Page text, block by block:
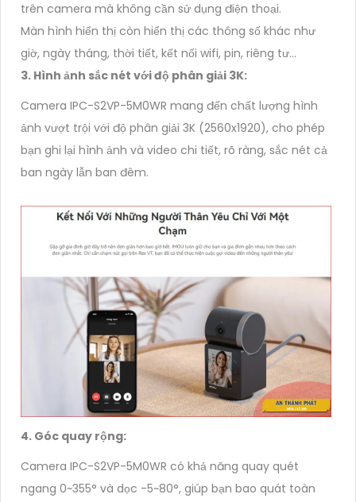
trên camera mà không cần sử dụng điện thoại.
Màn hình hiển thị còn hiển thị các thông số khác như
giờ, ngày tháng, thời tiết, kết nối wifi, pin, riêng tư...
3. Hình ảnh sắc nét với độ phân giải 3K:
Camera IPC-S2VP-5M0WR mang đến chất lượng hình
ảnh vượt trội với độ phân giải 3K (2560x1920), cho phép
bạn ghi lại hình ảnh và video chi tiết, rõ ràng, sắc nét cả
ban ngày lẫn ban đêm.
4. Góc quay rộng:
Camera IPC-S2VP-5M0WR có khả năng quay quét
ngang 0~355° và dọc -5~80°, giúp bạn bao quát toàn